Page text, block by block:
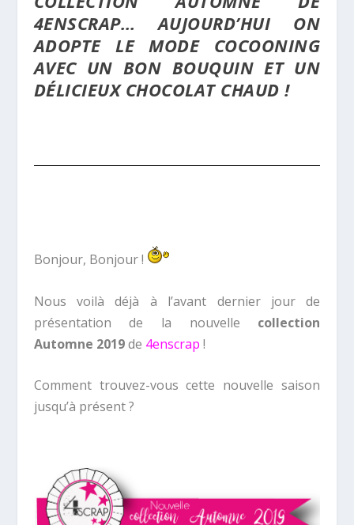
4ENSCRAP… AUJOURD’HUI ON
ADOPTE LE MODE COCOONING
AVEC UN BON BOUQUIN ET UN
DÉLICIEUX CHOCOLAT CHAUD !
Bonjour, Bonjour !
Nous voilà déjà à l’avant dernier jour de
présentation de la nouvelle collection
Automne 2019de 4enscrap !
Comment trouvez-vous cette nouvelle saison
jusqu’à présent ?